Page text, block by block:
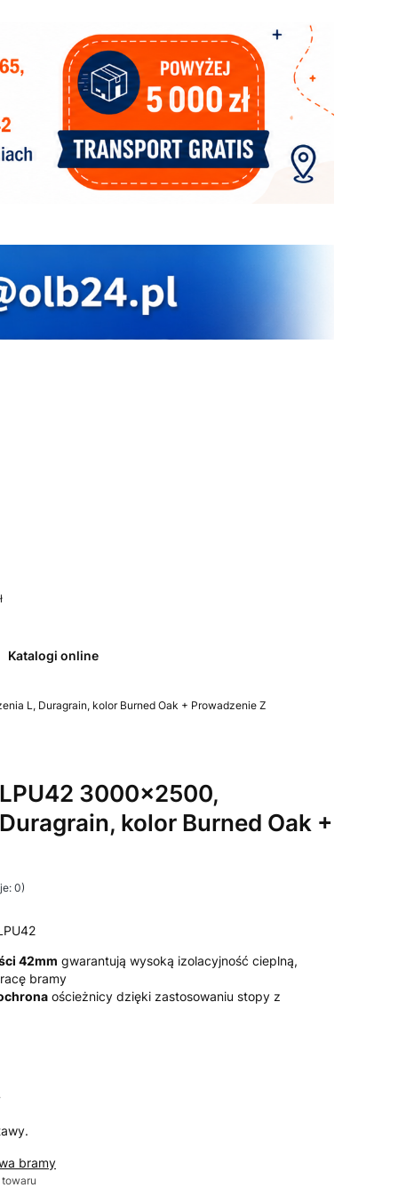
Zobacz szczegóły
Katalogi online
L, Duragrain, kolor Burned Oak + Prowadzenie Z
3000x2500,
kolor Burned Oak +
0)
42mm gwarantują wysoką izolacyjność cieplną,
bramy
ościeżnicy dzięki zastosowaniu stopy z
bramy